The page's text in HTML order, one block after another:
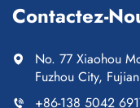
Contactez-
No. 77 Xiaohou
Fuzhou City,
+86-138 5042